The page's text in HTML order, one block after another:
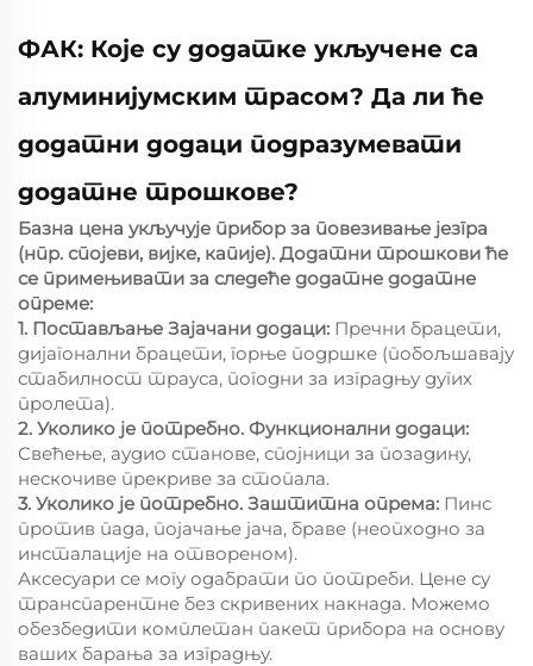
ФАК: Које су додатке укључене са
алуминијумским трасом? Да ли ће
додатни додаци подразумевати
додатне трошкове?
Базна цена укључује прибор за повезивање језгра
(нпр. спојеви, вијке, капије). Додатни трошкови ће
се примењивати за следеће додатне додатне
опреме:
1. Постављање Зајачани додаци: Пречни брацети,
дијагонални брацети, горње подршке (побољшавају
стабилност трауса, погодни за изградњу дугих
пролета).
2. Уколико је потребно. Функционални додаци:
Свећење, аудио станове, спојници за позадину,
нескочиве прекриве за стопала.
3. Уколико је потребно. Заштитна опрема: Пинс
против пада, појачање јача, браве (неопходно за
инсталације на отвореном).
Аксесуари се могу одабрати по потреби. Цене су
транспарентне без скривених накнада. Можемо
обезбедити комплетан пакет прибора на основу
ваших барања за изградњу.